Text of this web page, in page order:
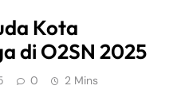
Kota
di O2SN 2025
0 2 Mins